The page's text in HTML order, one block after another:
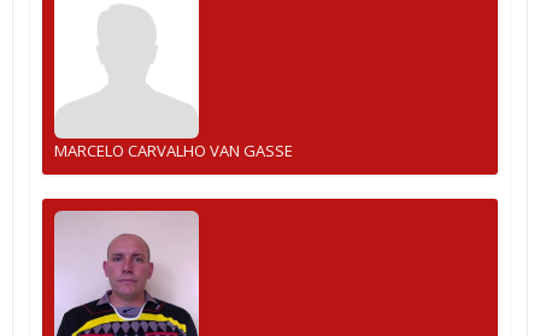
MARCELO CARVALHO VAN GASSE